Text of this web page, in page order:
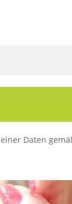
Daten